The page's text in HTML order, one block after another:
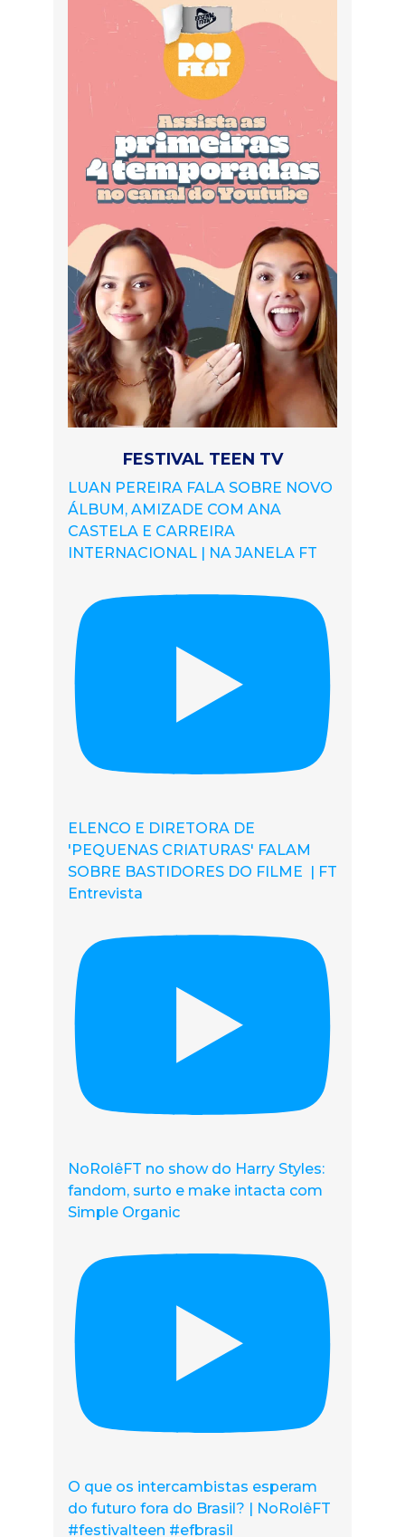
FESTIVAL TEEN TV
LUAN PEREIRA FALA SOBRE NOVO
ÁLBUM, AMIZADE COM ANA
CASTELA E CARREIRA
INTERNACIONAL | NA JANELA FT
ELENCO E DIRETORA DE
'PEQUENAS CRIATURAS' FALAM
SOBRE BASTIDORES DO FILME | FT
Entrevista
NoRolêFT no show do Harry Styles:
fandom, surto e make intacta com
Simple Organic
O que os intercambistas esperam
do futuro fora do Brasil? | NoRolêFT
#festivalteen #efbrasil